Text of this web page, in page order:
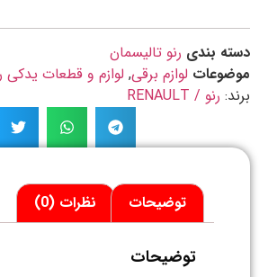
بندی رنو تالیسمان
لوازم برقی,لوازم و قطعات یدکی رنو
رنو / RENAULT
توضیحات نظرات (0)
توضیحات